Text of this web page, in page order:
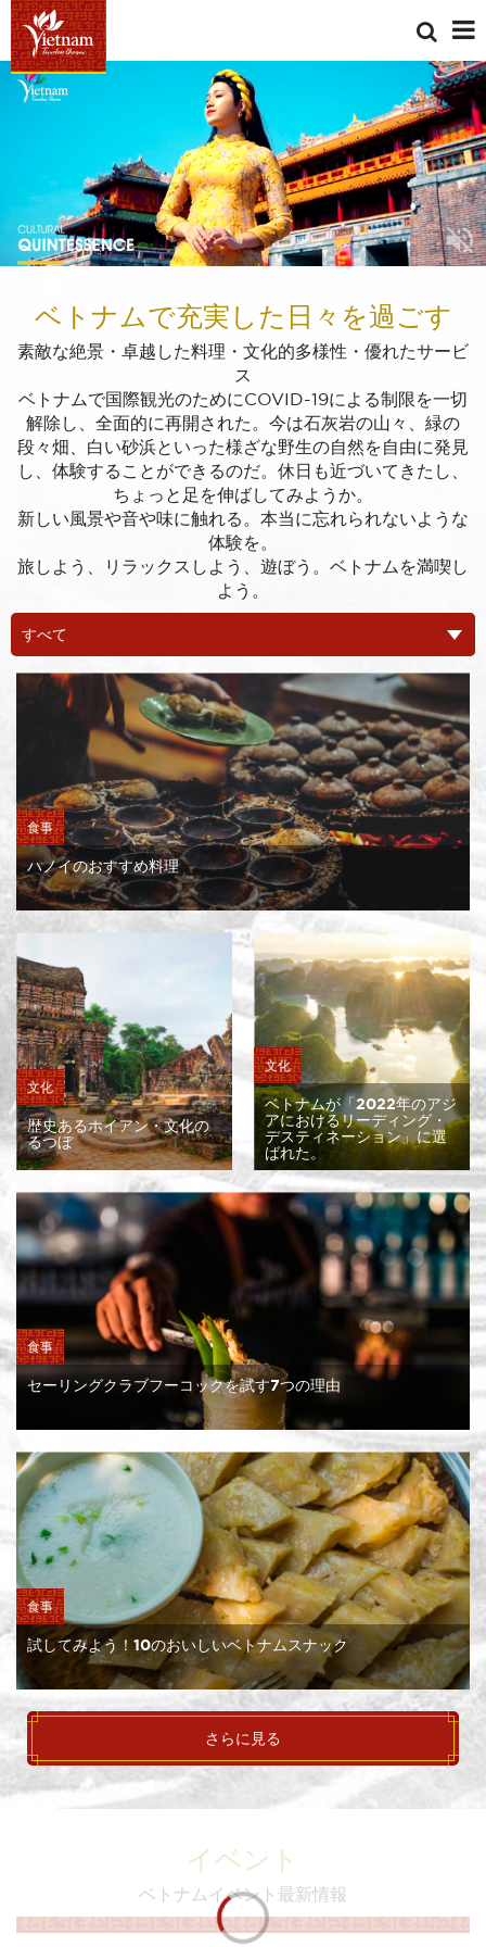
ベトナムで充実した日々を過ごす
素敵な絶景・卓越した料理・文化的多様性・優れたサービ
ス
ベトナムで国際観光のためにCOVID-19による制限を一切
解除し、全面的に再開された。今は石灰岩の山々、緑の
段々畑、白い砂浜といった様ざな野生の自然を自由に発見
し、体験することができるのだ。休日も近づいてきたし、
ちょっと足を伸ばしてみようか。
新しい風景や音や味に触れる。本当に忘れられないような
体験を。
旅しよう、リラックスしよう、遊ぼう。ベトナムを満喫し
よう。
食事
ハノイのおすすめ料理
文化
歴史あるホイアン・文化の
るつぼ
文化
ベトナムが「2022年のアジ
アにおけるリーディング・
デスティネーション」に選
ばれた。
食事
セーリングクラブフーコックを試す7つの理由
食事
試してみよう！10のおいしいベトナムスナック
さらに見る
イベント
ベトナムイベント最新情報